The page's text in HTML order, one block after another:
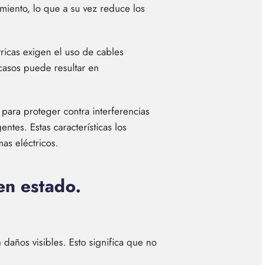
lo que a su vez reduce los
exigen el uso de cables
puede resultar en
proteger contra interferencias
Estas características los
eléctricos.
estado.
visibles. Esto significa que no